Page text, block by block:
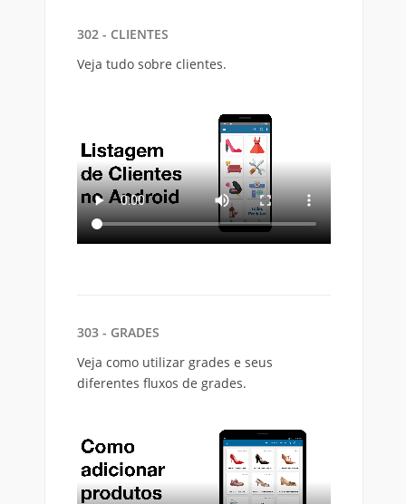
302 - CLIENTES
Veja tudo sobre clientes.
303 - GRADES
Veja como utilizar grades e seus
diferentes fluxos de grades.